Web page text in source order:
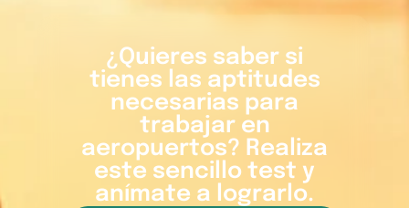
¿Quieres saber si
tienes las aptitudes
necesarias para
trabajar en
aeropuertos? Realiza
este sencillo test y
anímate a lograrlo.